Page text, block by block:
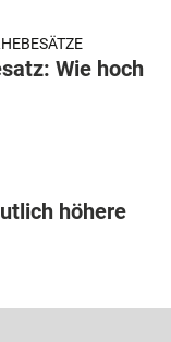
Wie hoch
höhere